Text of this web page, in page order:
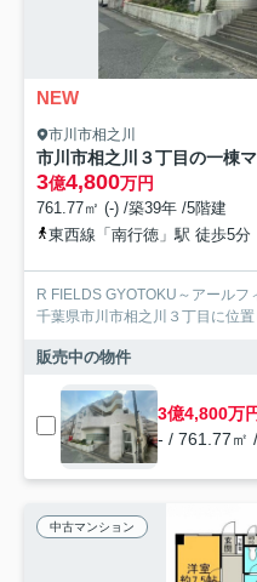
NEW
市川市相之川
市川市相之川３丁目の一棟
3億4,800万円
761.77㎡ (-) /築39年 /5階建
東西線「南行徳」駅 徒歩5分
R FIELDS GYOTOKU～アール
千葉県市川市相之川３丁目に位置
販売中の物件
3億4,800万
- / 761.77㎡
中古マンション